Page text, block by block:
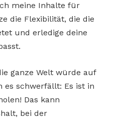
meine Inhalte für
die Flexibilität, die die
und erledige deine
ganze Welt würde auf
es schwerfällt: Es ist in
Das kann
bei der